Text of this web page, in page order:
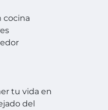
cocina
tu vida en
del